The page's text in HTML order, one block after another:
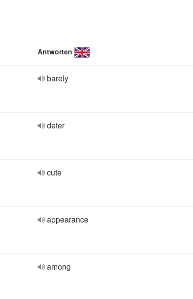
Antworten
barely
deter
cute
appearance
among